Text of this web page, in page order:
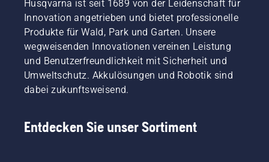
steht.
Dabei
wird die
eine
Hälfte
eines
Rasenplatzes
von
Automower®-
zeitaufwändigeren
zusätzlichen
Arbeiten
führen
können.
Die
Frage
Allgemeinen
Husqvarna ist seit 1689 von der Leidenschaft für
Innovation angetrieben und bietet professionelle
Produkte für Wald, Park und Garten. Unsere
wegweisenden Innovationen vereinen Leistung
und Benutzerfreundlichkeit mit Sicherheit und
Umweltschutz. Akkulösungen und Robotik sind
dabei zukunftsweisend.
Entdecken Sie unser Sortiment